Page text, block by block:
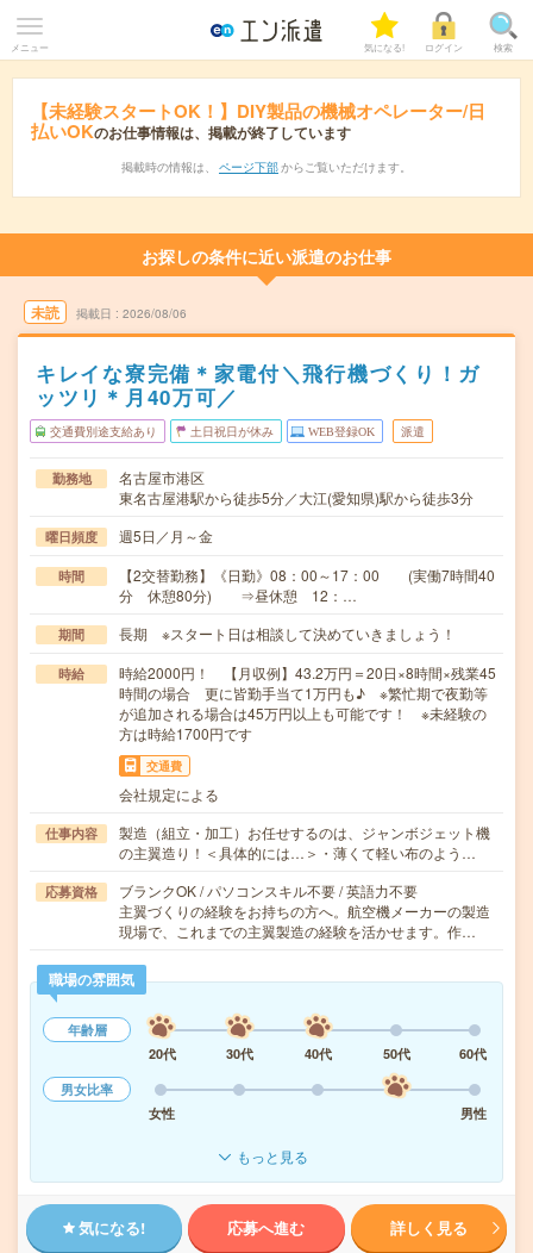
メニュー 気になる! ログイン 検索
【未経験スタートOK！】DIY製品の機械オペレーター/日
払いOKのお仕事情報は、掲載が終了しています
掲載時の情報は、 ページ下部 からご覧いただけます。
お探しの条件に近い派遣のお仕事
未読 掲載日 2026/08/06
キレイな寮完備＊家電付＼飛行機づくり！ガ
ッツリ＊月40万可／
交通費別途支給あり 土日祝日が休み WEB登録OK 派遣
勤務地
名古屋市港区
東名古屋港駅から徒歩5分／大江(愛知県)駅から徒歩3分
曜日頻度 週5日／月～金
時間
【2交替勤務】《日勤》08：00～17：00 (実働7時間40
分 休憩80分) ⇒昼休憩 12：…
期間 長期 ※スタート日は相談して決めていきましょう！
時給
時給2000円！ 【月収例】43.2万円＝20日×8時間×残業45
時間の場合 更に皆勤手当て1万円も♪ ※繁忙期で夜勤等
が追加される場合は45万円以上も可能です！ ※未経験の
方は時給1700円です
交通費
会社規定による
仕事内容
製造（組立・加工）お任せするのは、ジャンボジェット機
の主翼造り！＜具体的には…＞・薄くて軽い布のよう…
応募資格
ブランクOK / パソコンスキル不要 / 英語力不要
主翼づくりの経験をお持ちの方へ。航空機メーカーの製造
現場で、これまでの主翼製造の経験を活かせます。作…
職場の雰囲気
年齢層
20代
30代 40代 50代
60代
男女比率
女性
男性
もっと見る
気になる! 応募へ進む 詳しく見る